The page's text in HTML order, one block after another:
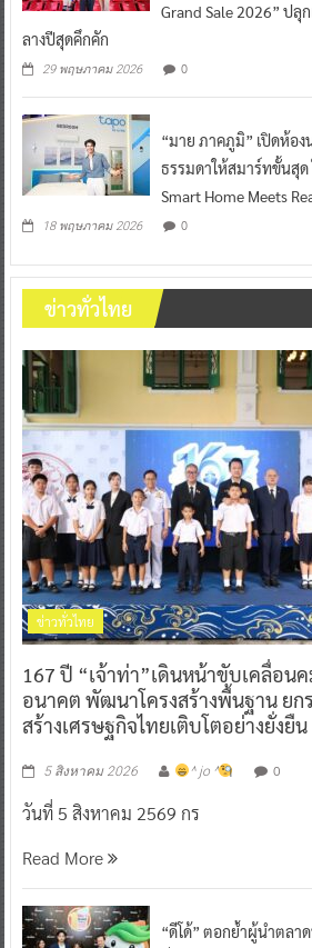
Grand Sale 2026” ปลุ
ลางปีสุดคึกคัก
29 พฤษภาคม 2026 0
“มาย ภาคภูมิ” เปิดห้อ
ธรรมดาให้สมาร์ทขั้นสุด
Smart Home Meets
18 พฤษภาคม 2026 0
ข่าวทั่วไทย
ข่าวทั่วไทย
167 ปี “เจ้าท่า”เดินหน้าขับเคลื่อน
อนาคต พัฒนาโครงสร้างพื้นฐาน ย
สร้างเศรษฐกิจไทยเติบโตอย่างยั่งยืน
5 สิงหาคม 2026 ^ jo ^ 0
วันที่ 5 สิงหาคม 2569 กร
Read More
“ดีโด้” ตอกย้ำผู้นำตลา